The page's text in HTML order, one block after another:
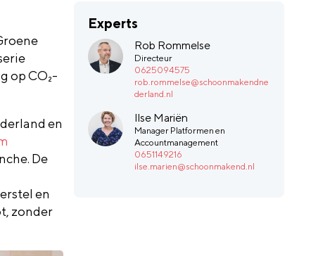
op CO₂-
en
De
en
zonder
Experts
Rob Rommelse
Directeur
0625094575
rob.rommelse@schoonmakendne
derland.nl
Ilse Mariën
Manager Platformen en
Accountmanagement
0651149216
ilse.marien@schoonmakend.nl